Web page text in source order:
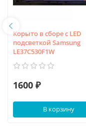
Корыто в сборе с LED
подсветкой Samsung
LE37C530F1W
1600 ₽
В корзину